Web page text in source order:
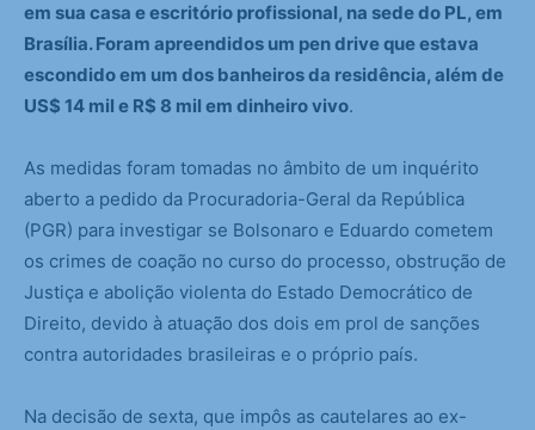
em sua casa e escritório profissional, na sede do PL, em
Brasília. Foram apreendidos um pen drive que estava
escondido em um dos banheiros da residência, além de
US$ 14 mil e R$ 8 mil em dinheiro vivo.
As medidas foram tomadas no âmbito de um inquérito
aberto a pedido da Procuradoria-Geral da República
(PGR) para investigar se Bolsonaro e Eduardo cometem
os crimes de coação no curso do processo, obstrução de
Justiça e abolição violenta do Estado Democrático de
Direito, devido à atuação dos dois em prol de sanções
contra autoridades brasileiras e o próprio país.
Na decisão de sexta, que impôs as cautelares ao ex-